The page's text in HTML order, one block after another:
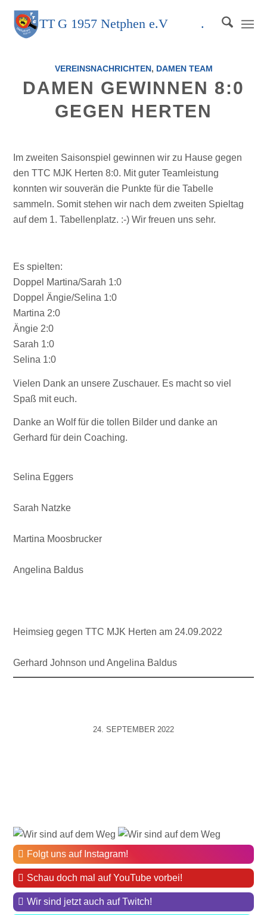
TT G 1957 Netphen e.V .
VEREINSNACHRICHTEN, DAMEN TEAM
DAMEN GEWINNEN 8:0
GEGEN HERTEN
Im zweiten Saisonspiel gewinnen wir zu Hause gegen
den TTC MJK Herten 8:0. Mit guter Teamleistung
konnten wir souverän die Punkte für die Tabelle
sammeln. Somit stehen wir nach dem zweiten Spieltag
auf dem 1. Tabellenplatz. :-) Wir freuen uns sehr.
Es spielten:
Doppel Martina/Sarah 1:0
Doppel Ängie/Selina 1:0
Martina 2:0
Ängie 2:0
Sarah 1:0
Selina 1:0
Vielen Dank an unsere Zuschauer. Es macht so viel
Spaß mit euch.
Danke an Wolf für die tollen Bilder und danke an
Gerhard für dein Coaching.
Selina Eggers
Sarah Natzke
Martina Moosbrucker
Angelina Baldus
Heimsieg gegen TTC MJK Herten am 24.09.2022
Gerhard Johnson und Angelina Baldus
24. SEPTEMBER 2022
Folgt uns auf Instagram!
Schau doch mal auf YouTube vorbei!
Wir sind jetzt auch auf Twitch!